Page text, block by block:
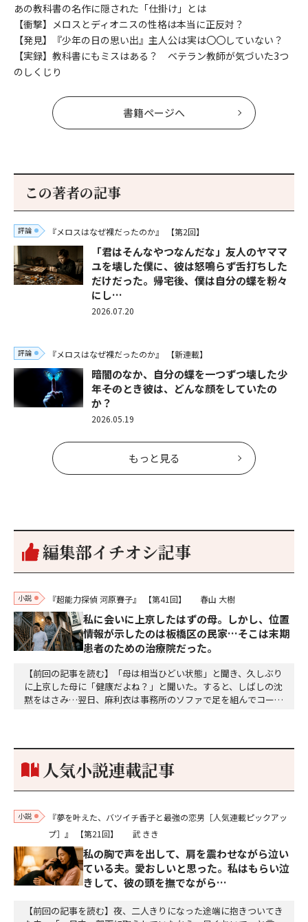
あの教科書の名作に隠された「仕掛け」とは
【衝撃】メロスとディオニスの性格は本当に正反対？
【発見】『少年の日の思い出』主人公は実は〇〇していない？
【実録】教科書にもミスはある？ ベテラン教師が気づいた3つ
のしくじり
書籍ページへ
この著者の記事
評論 『メロスはなぜ裸だったのか』 【第2回】
「君はそんなやつなんだな」友人のヤママ
ユを壊した僕に、彼は怒鳴らず舌打ちした
だけだった。帰宅後、僕は自分の蝶を粉々
にし…
2026.07.20
評論 『メロスはなぜ裸だったのか』 【新連載】
暗闇のなか、自分の蝶を一つずつ壊した少
年――そのとき彼は、どんな顔をしていたの
か？
2026.05.19
もっと見る
編集部イチオシ記事
小説 『超能力探偵 河原賽子』 【第41回】 春山 大樹
私に会いに上京したはずの母。しかし、位置
情報が示したのは板橋区の民家…そこは末期
患者のための治療院だった。
【前回の記事を読む】「母は相当ひどい状態」と聞き、久しぶり
に上京した母に「健康だよね？」と聞いた。すると、しばしの沈
黙をはさみ…翌日、麻利衣は事務所のソファで足を組んでコーヒ
個のサイコロが握られていた。「やはり私はあなたの超…
人気小説連載記事
小説
『夢を叶えた、バツイチ香子と最強の恋男［人気連載ピックアッ
プ］』
【第21回】 武 きき
私の胸で声を出して、肩を震わせながら泣い
ている夫。愛おしいと思った。私はもらい泣
きして、彼の頭を撫でながら…
【前回の記事を読む】夜、二人きりになった途端に抱きついてき